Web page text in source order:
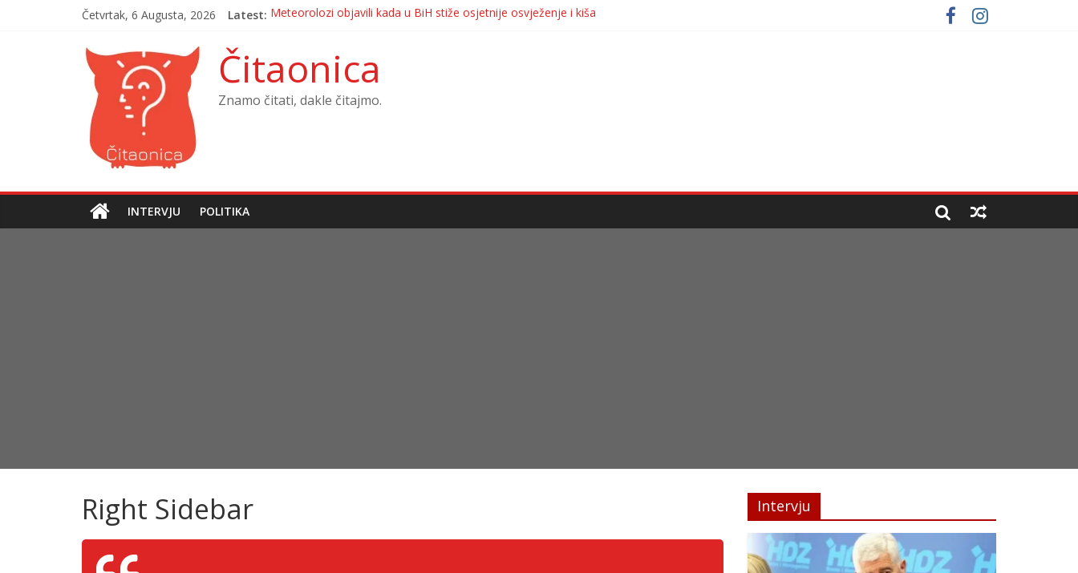
Četvrtak, 6 Augusta, 2026 Latest: Meteorolozi objavili kada u BiH stiže osjetnije osvježenje i kiša
Sigurnosna situacija u Bosni i Hercegovini ozbiljno je narušena?
MUK U BANJOJ LUCI: Pitanje upućeno Željki Cvijanović i dalje bez odgovora
Čitaonica
Znamo čitati, dakle čitajmo.
INTERVJU POLITIKA
Right Sidebar Intervju